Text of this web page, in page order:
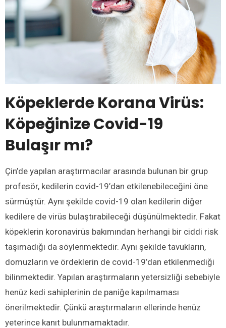
Köpeklerde Korana Virüs:
Köpeğinize Covid-19
Bulaşır mı?
Çin’de yapılan araştırmacılar arasında bulunan bir grup
profesör, kedilerin covid-19’dan etkilenebileceğini öne
sürmüştür. Aynı şekilde covid-19 olan kedilerin diğer
kedilere de virüs bulaştırabileceği düşünülmektedir. Fakat
köpeklerin koronavirüs bakımından herhangi bir ciddi risk
taşımadığı da söylenmektedir. Aynı şekilde tavukların,
domuzların ve ördeklerin de covid-19’dan etkilenmediği
bilinmektedir. Yapılan araştırmaların yetersizliği sebebiyle
henüz kedi sahiplerinin de paniğe kapılmaması
önerilmektedir. Çünkü araştırmaların ellerinde henüz
yeterince kanıt bulunmamaktadır.